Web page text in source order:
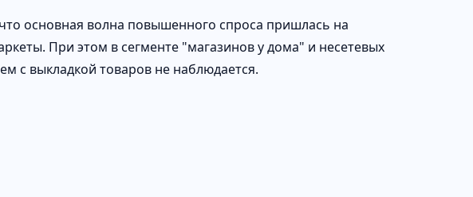
основная волна повышенного спроса пришлась на
При этом в сегменте "магазинов у дома" и несетевых
с выкладкой товаров не наблюдается.